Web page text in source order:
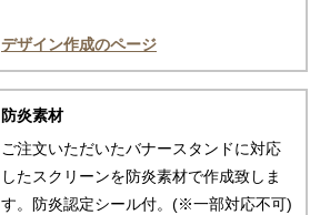
デザイン作成のページ
防炎素材
ご注文いただいたバナースタンドに対応
したスクリーンを防炎素材で作成致しま
す。防炎認定シール付。(※一部対応不可)